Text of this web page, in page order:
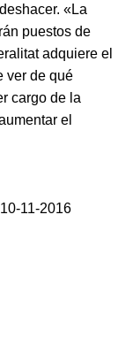
«La
puestos de
adquiere el
ver de qué
cargo de la
el
11-2016